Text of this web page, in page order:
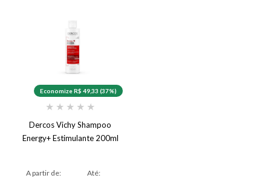
Economize R$ 49,33 (37%)
★ ★ ★ ★ ★
Dercos Vichy Shampoo
Energy+ Estimulante 200ml
A partir de:
Até: